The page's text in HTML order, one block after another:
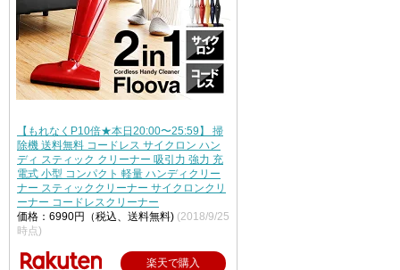
【もれなくP10倍★本日20:00〜25:59】 掃
除機 送料無料 コードレス サイクロン ハン
ディ スティック クリーナー 吸引力 強力 充
電式 小型 コンパクト 軽量 ハンディクリー
ナー スティッククリーナー サイクロンクリ
ーナー コードレスクリーナー
価格：6990円（税込、送料無料) (2018/9/25
時点)
楽天で購入